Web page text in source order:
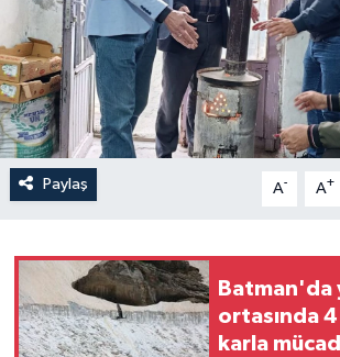
Paylaş A- A+
Batman'da
ortasında
karla
Politika
Resmi İlan
Sağlık
Sürmanşet
Teknoloji